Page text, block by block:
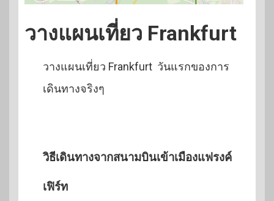
วางแผนเที่ยว Frankfurt
วางแผนเที่ยว Frankfurt วันแรกของการ
เดินทางจริงๆ
วิธีเดินทางจากสนามบินเข้าเมืองแฟรงค์
เฟิร์ท